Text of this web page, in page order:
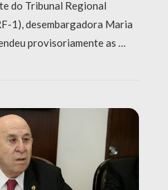
do Tribunal Regional
1), desembargadora Maria
provisoriamente as …